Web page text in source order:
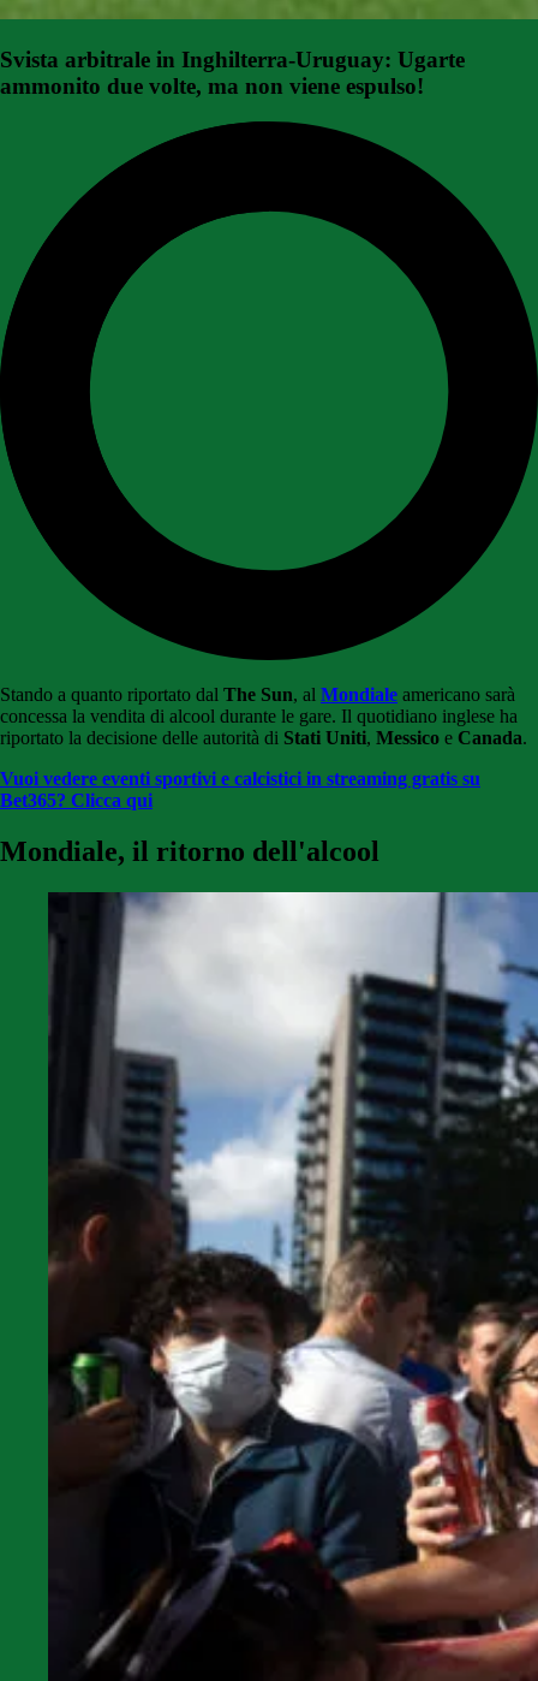
Svista arbitrale in Inghilterra-Uruguay: Ugarte
ammonito due volte, ma non viene espulso!
Stando a quanto riportato dal The Sun, al Mondiale americano sarà
concessa la vendita di alcool durante le gare. Il quotidiano inglese ha
riportato la decisione delle autorità di Stati Uniti, Messico e Canada.
Vuoi vedere eventi sportivi e calcistici in streaming gratis su
Bet365? Clicca qui
Mondiale, il ritorno dell'alcool